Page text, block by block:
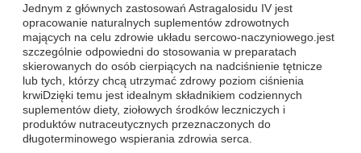
Jednym z głównych zastosowań Astragalosidu IV jest
opracowanie naturalnych suplementów zdrowotnych
mających na celu zdrowie układu sercowo-naczyniowego.jest
szczególnie odpowiedni do stosowania w preparatach
skierowanych do osób cierpiących na nadciśnienie tętnicze
lub tych, którzy chcą utrzymać zdrowy poziom ciśnienia
krwiDzięki temu jest idealnym składnikiem codziennych
suplementów diety, ziołowych środków leczniczych i
produktów nutraceutycznych przeznaczonych do
długoterminowego wspierania zdrowia serca.